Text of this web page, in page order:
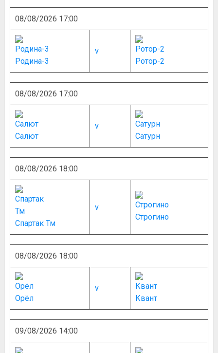
08/08/2026 17:00
Родина-3
v
Ротор-2
08/08/2026 17:00
Салют
v
Сатурн
08/08/2026 18:00
Спартак Тм
v
Строгино
08/08/2026 18:00
Орёл
v
Квант
09/08/2026 14:00